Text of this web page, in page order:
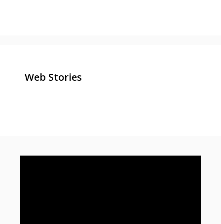
Web Stories
ghar baithe online paise kaise